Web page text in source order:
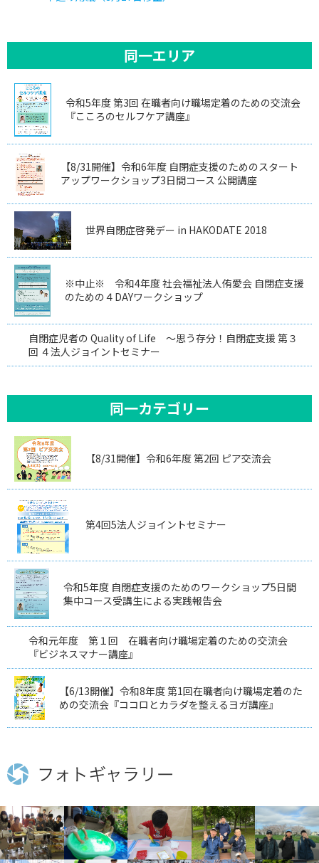
同一エリア
令和5年度 第3回 在職者向け職場定着のための交流会
『こころのセルフケア講座』
【8/31開催】令和6年度 自閉症支援のためのスタート
アップワークショップ3日間コース 公開講座
世界自閉症啓発デー in HAKODATE 2018
※中止※ 令和4年度 社会福祉法人侑愛会 自閉症支援
のための４DAYワークショップ
自閉症児者の Quality of Life ～思う存分！自閉症支援 第３
回 ４法人ジョイントセミナー
同一カテゴリー
【8/31開催】令和6年度 第2回 ピア交流会
第4回5法人ジョイントセミナー
令和5年度 自閉症支援のためのワークショップ5日間
集中コース受講生による実践報告会
令和元年度 第１回 在職者向け職場定着のための交流会
『ビジネスマナー講座』
【6/13開催】令和8年度 第1回在職者向け職場定着のた
めの交流会『ココロとカラダを整えるヨガ講座』